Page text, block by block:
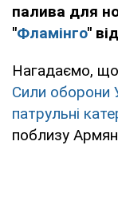
палива для
"Фламінго"
Нагадаємо,
Сили оборони
патрульні
поблизу